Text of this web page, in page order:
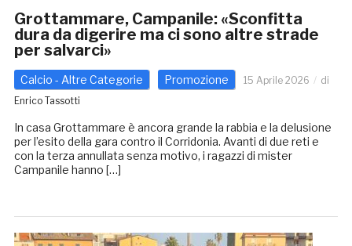
Grottammare, Campanile: «Sconfitta
dura da digerire ma ci sono altre strade
per salvarci»
Calcio - Altre Categorie Promozione 15 Aprile 2026
di
Enrico Tassotti
In casa Grottammare è ancora grande la rabbia e la delusione
per l’esito della gara contro il Corridonia. Avanti di due reti e
con la terza annullata senza motivo, i ragazzi di mister
Campanile hanno […]